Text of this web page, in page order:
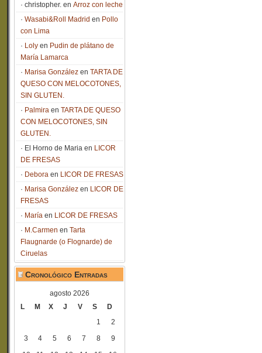
christopher. en Arroz con leche
Wasabi&Roll Madrid en Pollo
con Lima
Loly en Pudin de plátano de
María Lamarca
Marisa González en TARTA DE
QUESO CON MELOCOTONES,
SIN GLUTEN.
Palmira en TARTA DE QUESO
CON MELOCOTONES, SIN
GLUTEN.
El Horno de Maria en LICOR
DE FRESAS
Debora en LICOR DE FRESAS
Marisa González en LICOR DE
FRESAS
María en LICOR DE FRESAS
M.Carmen en Tarta
Flaugnarde (o Flognarde) de
Ciruelas
Cronológico Entradas
agosto 2026
L
M X J V S
D
1
2
3
4 5 6 7 8
9